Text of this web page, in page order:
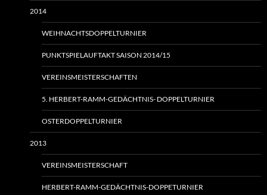
2014
WEIHNACHTSDOPPELTURNIER
PUNKTSPIELAUFTAKT SAISON 2014/15
VEREINSMEISTERSCHAFTEN
5. HERBERT-RAMM-GEDÄCHTNIS- DOPPELTURNIER
OSTERDOPPELTURNIER
2013
VEREINSMEISTERSCHAFT
HERBERT-RAMM-GEDÄCHTNIS-DOPPETURNIER